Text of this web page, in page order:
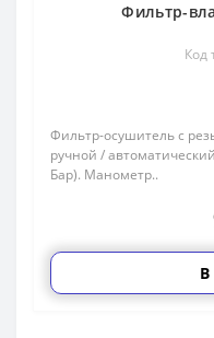
Фильтр-
Код
Фильтр-осушитель с
ручной /
Бар). Манометр..